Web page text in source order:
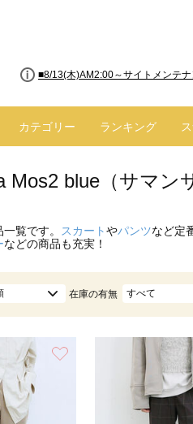
■8/13(木)AM2:00～サイトメンテ
カテゴリー ランキング
Mos2 blue（サマ
覧です。 スカートやパンツなど定
などの商品も充実！
在庫の有無 すべて